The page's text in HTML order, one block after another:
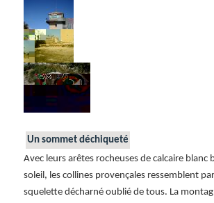
Un sommet déchiqueté
Avec leurs arêtes rocheuses de calcaire blanc
soleil, les collines provençales ressemblent
squelette décharné oublié de tous. La